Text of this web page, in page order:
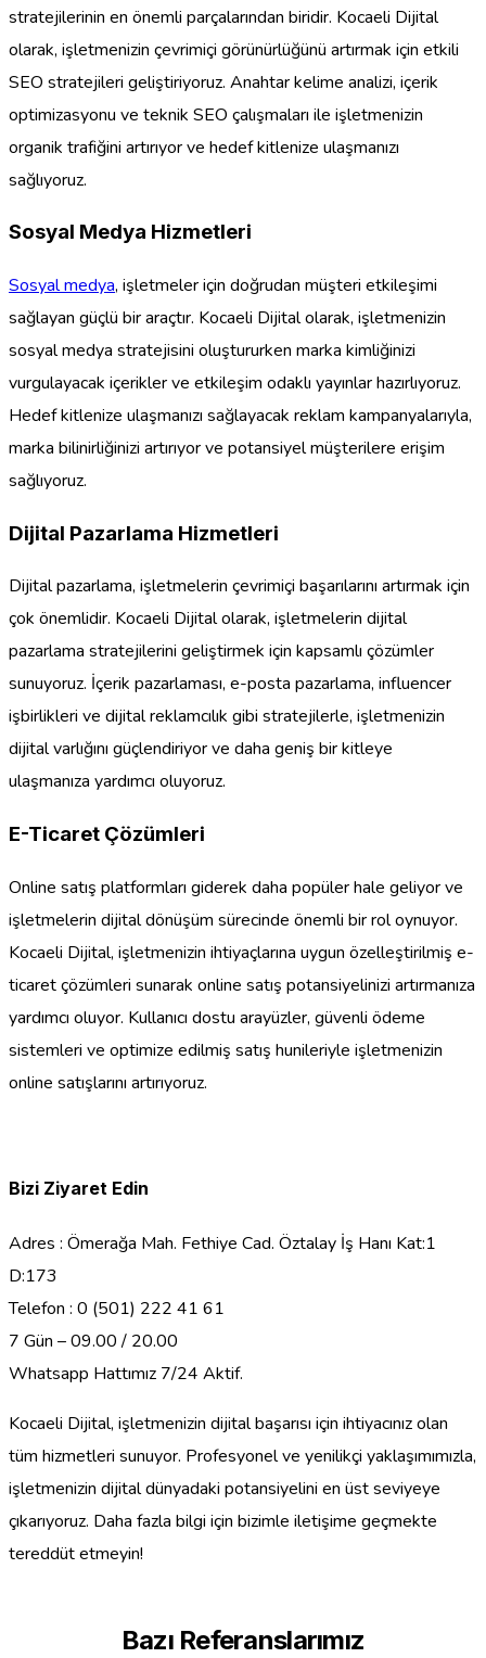
stratejilerinin en önemli parçalarından biridir. Kocaeli Dijital
olarak, işletmenizin çevrimiçi görünürlüğünü artırmak için etkili
SEO stratejileri geliştiriyoruz. Anahtar kelime analizi, içerik
optimizasyonu ve teknik SEO çalışmaları ile işletmenizin
organik trafiğini artırıyor ve hedef kitlenize ulaşmanızı
sağlıyoruz.
Sosyal Medya Hizmetleri
Sosyal medya, işletmeler için doğrudan müşteri etkileşimi
sağlayan güçlü bir araçtır. Kocaeli Dijital olarak, işletmenizin
sosyal medya stratejisini oluştururken marka kimliğinizi
vurgulayacak içerikler ve etkileşim odaklı yayınlar hazırlıyoruz.
Hedef kitlenize ulaşmanızı sağlayacak reklam kampanyalarıyla,
marka bilinirliğinizi artırıyor ve potansiyel müşterilere erişim
sağlıyoruz.
Dijital Pazarlama Hizmetleri
Dijital pazarlama, işletmelerin çevrimiçi başarılarını artırmak için
çok önemlidir. Kocaeli Dijital olarak, işletmelerin dijital
pazarlama stratejilerini geliştirmek için kapsamlı çözümler
sunuyoruz. İçerik pazarlaması, e-posta pazarlama, influencer
işbirlikleri ve dijital reklamcılık gibi stratejilerle, işletmenizin
dijital varlığını güçlendiriyor ve daha geniş bir kitleye
ulaşmanıza yardımcı oluyoruz.
E-Ticaret Çözümleri
Online satış platformları giderek daha popüler hale geliyor ve
işletmelerin dijital dönüşüm sürecinde önemli bir rol oynuyor.
Kocaeli Dijital, işletmenizin ihtiyaçlarına uygun özelleştirilmiş e-
ticaret çözümleri sunarak online satış potansiyelinizi artırmanıza
yardımcı oluyor. Kullanıcı dostu arayüzler, güvenli ödeme
sistemleri ve optimize edilmiş satış hunileriyle işletmenizin
online satışlarını artırıyoruz.
Bizi Ziyaret Edin
Adres : Ömerağa Mah. Fethiye Cad. Öztalay İş Hanı Kat:1
D:173
Telefon : 0 (501) 222 41 61
7 Gün – 09.00 / 20.00
Whatsapp Hattımız 7/24 Aktif.
Kocaeli Dijital, işletmenizin dijital başarısı için ihtiyacınız olan
tüm hizmetleri sunuyor. Profesyonel ve yenilikçi yaklaşımımızla,
işletmenizin dijital dünyadaki potansiyelini en üst seviyeye
çıkarıyoruz. Daha fazla bilgi için bizimle iletişime geçmekte
tereddüt etmeyin!
Bazı Referanslarımız